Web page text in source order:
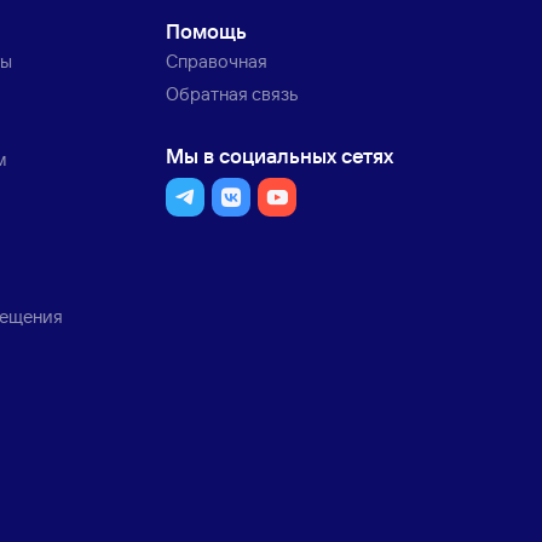
Помощь
Справочная
Обратная связь
Мы в социальных сетях